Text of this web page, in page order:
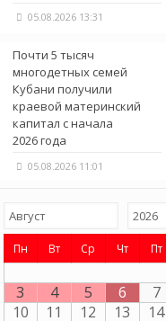
05.08.2026 13:31
Почти 5 тысяч
многодетных семей
Кубани получили
краевой материнский
капитал с начала
2026 года
05.08.2026 11:01
Пн Вт Ср Чт Пт
3
4 5 6 7
10
11 12 13 14